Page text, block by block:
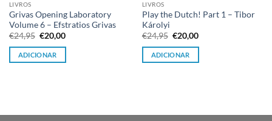
LIVROS
Grivas Opening Laboratory
Volume 6 – Efstratios Grivas
€24,95 O
preço
original
era:
€20,00O
atual
ADICIONAR
LIVROS
Play the Dutch! Part 1 – Tibor
Károlyi
€24,95 O
preço
original
era:
€20,00O
atual
ADICIONAR